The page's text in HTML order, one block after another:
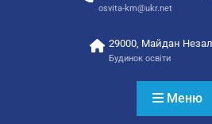
osvita-km@ukr.net
29000, Майдан
Будинок освіти
Меню